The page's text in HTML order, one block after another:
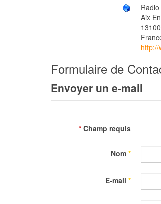
Aix
13100
Formulaire de
Envoyer un e-mail
* Champ requis
Nom *
E-mail *